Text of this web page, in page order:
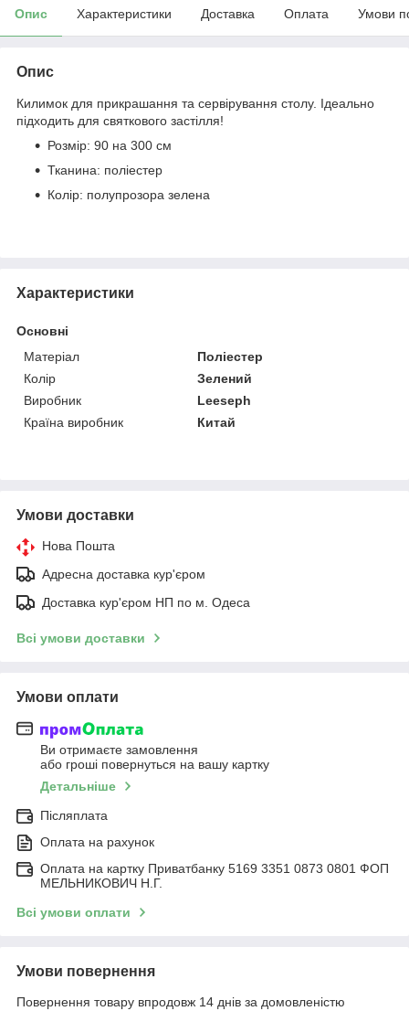
Опис Характеристики Доставка Оплата Умови
Опис
Килимок для прикрашання та сервірування столу. Ідеально
підходить для святкового застілля!
Розмір: 90 на 300 см
Тканина: поліестер
Колір: полупрозора зелена
Характеристики
Основні
Матеріал
Поліестер
Колір
Зелений
Виробник
Leeseph
Країна виробник
Китай
Умови доставки
Нова Пошта
Адресна доставка кур'єром
Доставка кур'єром НП по м. Одеса
Всі умови доставки
Умови оплати
Ви отримаєте замовлення
або гроші повернуться на вашу картку
Детальніше
Післяплата
Оплата на рахунок
Оплата на картку Приватбанку 5169 3351 0873 0801 ФОП
МЕЛЬНИКОВИЧ Н.Г.
Всі умови оплати
Умови повернення
Повернення товару впродовж 14 днів за домовленістю